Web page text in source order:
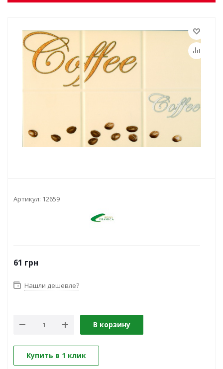
Артикул: 12659
61 грн
Нашли дешевле?
В корзину
Купить в 1 клик